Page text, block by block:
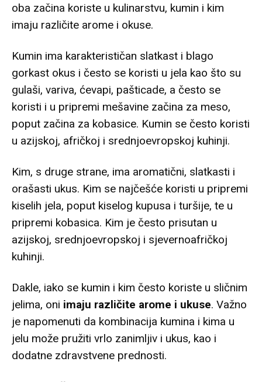
oba začina koriste u kulinarstvu, kumin i kim
imaju različite arome i okuse.
Kumin ima karakterističan slatkast i blago
gorkast okus i često se koristi u jela kao što su
gulaši, variva, ćevapi, pašticade, a često se
koristi i u pripremi mešavine začina za meso,
poput začina za kobasice. Kumin se često koristi
u azijskoj, afričkoj i srednjoevropskoj kuhinji.
Kim, s druge strane, ima aromatični, slatkasti i
orašasti ukus. Kim se najčešće koristi u pripremi
kiselih jela, poput kiselog kupusa i turšije, te u
pripremi kobasica. Kim je često prisutan u
azijskoj, srednjoevropskoj i sjevernoafričkoj
kuhinji.
Dakle, iako se kumin i kim često koriste u sličnim
jelima, oni imaju različite arome i ukuse. Važno
je napomenuti da kombinacija kumina i kima u
jelu može pružiti vrlo zanimljiv i ukus, kao i
dodatne zdravstvene prednosti.